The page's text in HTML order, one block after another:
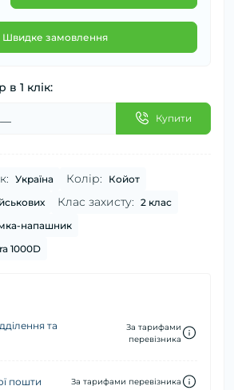
Швидке замовлення
1 клік:
Купити
Україна Колір: Койот
Клас захисту: 2 клас
напашник
1000D
та
За тарифами
перевізника
пошти За тарифами перевізника